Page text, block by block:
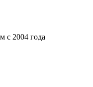
с 2004 года